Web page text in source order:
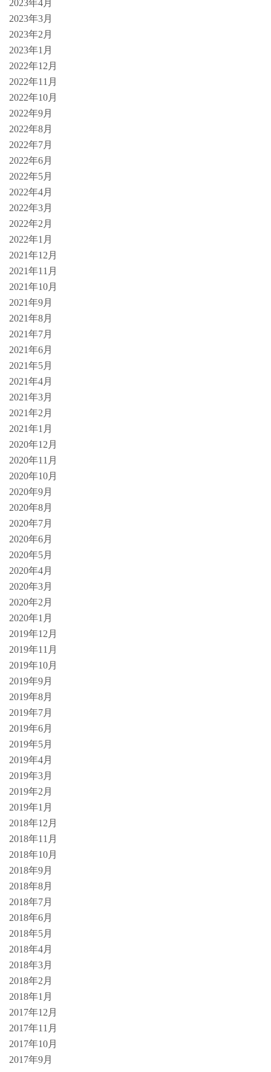
2023年4月
2023年3月
2023年2月
2023年1月
2022年12月
2022年11月
2022年10月
2022年9月
2022年8月
2022年7月
2022年6月
2022年5月
2022年4月
2022年3月
2022年2月
2022年1月
2021年12月
2021年11月
2021年10月
2021年9月
2021年8月
2021年7月
2021年6月
2021年5月
2021年4月
2021年3月
2021年2月
2021年1月
2020年12月
2020年11月
2020年10月
2020年9月
2020年8月
2020年7月
2020年6月
2020年5月
2020年4月
2020年3月
2020年2月
2020年1月
2019年12月
2019年11月
2019年10月
2019年9月
2019年8月
2019年7月
2019年6月
2019年5月
2019年4月
2019年3月
2019年2月
2019年1月
2018年12月
2018年11月
2018年10月
2018年9月
2018年8月
2018年7月
2018年6月
2018年5月
2018年4月
2018年3月
2018年2月
2018年1月
2017年12月
2017年11月
2017年10月
2017年9月